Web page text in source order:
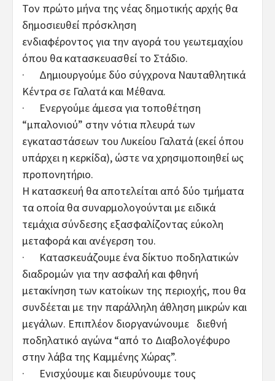
Τον πρώτο μήνα της νέας δημοτικής αρχής θα
δημοσιευθεί πρόσκληση
ενδιαφέροντος για την αγορά του γεωτεμαχίου
όπου θα κατασκευασθεί το Στάδιο.
· Δημιουργούμε δύο σύγχρονα Ναυταθλητικά
Κέντρα σε Γαλατά και Μέθανα.
· Ενεργούμε άμεσα για τοποθέτηση
“μπαλονιού” στην νότια πλευρά των
εγκαταστάσεων του Λυκείου Γαλατά (εκεί όπου
υπάρχει η κερκίδα), ώστε να χρησιμοποιηθεί ως
προπονητήριο.
Η κατασκευή θα αποτελείται από δύο τμήματα
τα οποία θα συναρμολογούνται με ειδικά
τεμάχια σύνδεσης εξασφαλίζοντας εύκολη
μεταφορά και ανέγερση του.
· Κατασκευάζουμε ένα δίκτυο ποδηλατικών
διαδρομών για την ασφαλή και φθηνή
μετακίνηση των κατοίκων της περιοχής, που θα
συνδέεται με την παράλληλη άθληση μικρών και
μεγάλων. Επιπλέον διοργανώνουμε διεθνή
ποδηλατικό αγώνα “από το Διαβολογέφυρο
στην λάβα της Καμμένης Χώρας”.
· Ενισχύουμε και διευρύνουμε τους